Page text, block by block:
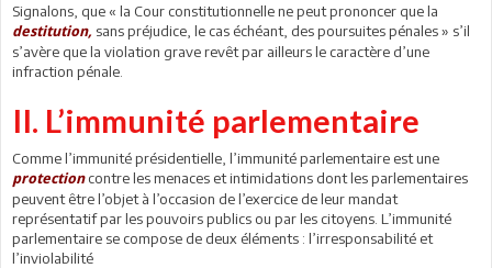
Signalons, que « la Cour constitutionnelle ne peut prononcer que la
destitution, sans préjudice, le cas échéant, des poursuites pénales » s’il
s’avère que la violation grave revêt par ailleurs le caractère d’une
infraction pénale.
II. L’immunité parlementaire
Comme l’immunité présidentielle, l’immunité parlementaire est une
protection contre les menaces et intimidations dont les parlementaires
peuvent être l’objet à l’occasion de l’exercice de leur mandat
représentatif par les pouvoirs publics ou par les citoyens. L’immunité
parlementaire se compose de deux éléments : l’irresponsabilité et
l’inviolabilité